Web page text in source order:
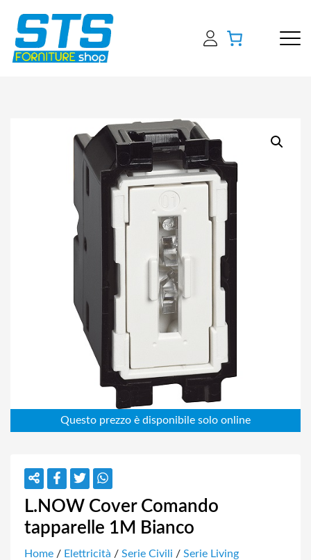
L.NOW Cover Comando
tapparelle 1M Bianco
Home / Elettricità / Serie Civili / Serie Living